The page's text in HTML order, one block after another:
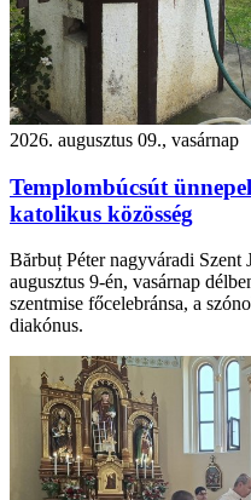
2026. augusztus 09., vasárnap
Templombúcsút
katolikus közösség
Bărbuț Péter nagyváradi Szent
augusztus 9-én, vasárnap
szentmise főcelebránsa, a
diakónus.